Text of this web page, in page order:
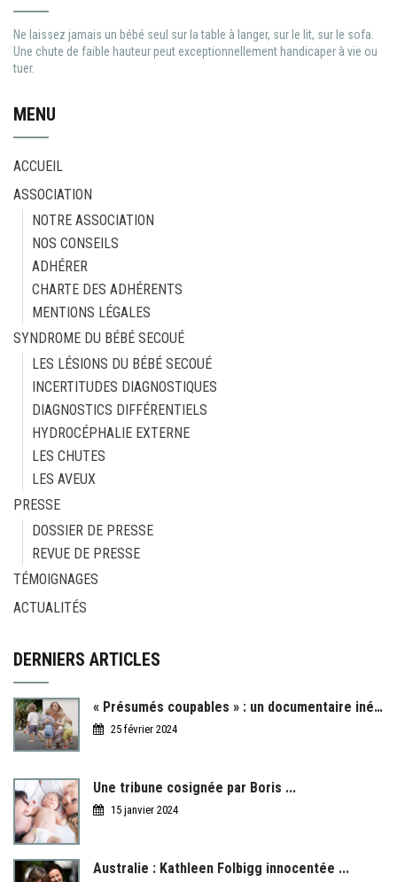
Ne laissez jamais un bébé seul sur la table à langer, sur le lit, sur le sofa.
Une chute de faible hauteur peut exceptionnellement handicaper à vie ou
tuer.
MENU
ACCUEIL
ASSOCIATION
NOTRE ASSOCIATION
NOS CONSEILS
ADHÉRER
CHARTE DES ADHÉRENTS
MENTIONS LÉGALES
SYNDROME DU BÉBÉ SECOUÉ
LES LÉSIONS DU BÉBÉ SECOUÉ
INCERTITUDES DIAGNOSTIQUES
DIAGNOSTICS DIFFÉRENTIELS
HYDROCÉPHALIE EXTERNE
LES CHUTES
LES AVEUX
PRESSE
DOSSIER DE PRESSE
REVUE DE PRESSE
TÉMOIGNAGES
ACTUALITÉS
DERNIERS ARTICLES
« Présumés coupables » : un documentaire inédit ...
25 février 2024
Une tribune cosignée par Boris ...
15 janvier 2024
Australie : Kathleen Folbigg innocentée ...